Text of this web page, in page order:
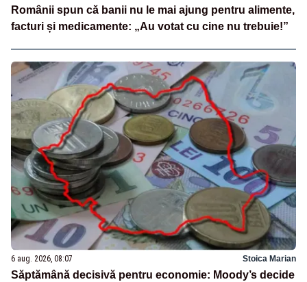
Românii spun că banii nu le mai ajung pentru alimente,
facturi și medicamente: „Au votat cu cine nu trebuie!”
6 aug. 2026, 08:07 Stoica Marian
Săptămână decisivă pentru economie: Moody’s decide